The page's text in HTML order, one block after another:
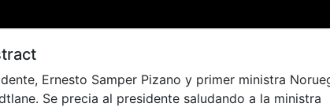
Ernesto Samper Pizano y primer ministra
Se precia al presidente saludando a la ministra